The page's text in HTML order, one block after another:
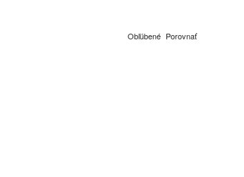
Obľúbené Porovnať